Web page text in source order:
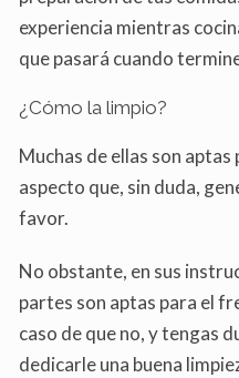
experiencia mientras
que pasará cuando
¿Cómo la limpio?
Muchas de ellas son
aspecto que, sin duda,
favor.
No obstante, en sus
partes son aptas para el
caso de que no, y tengas
dedicarle una buena